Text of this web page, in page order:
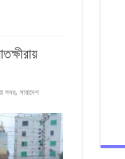
সদর, সারাদেশ